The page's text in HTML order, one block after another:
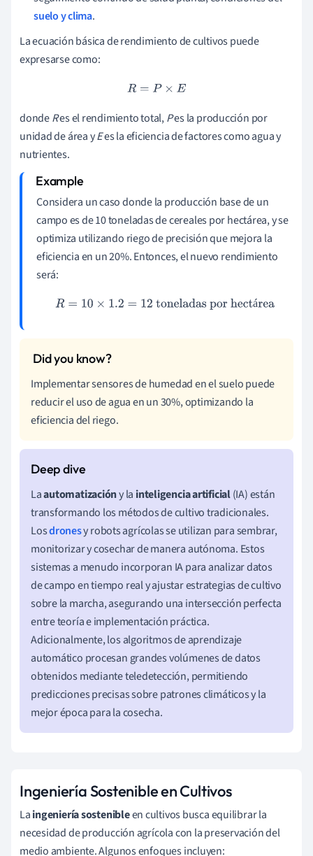
suelo y clima.
La ecuación básica de rendimiento de cultivos puede
expresarse como:
R=P× E
dondeRes el rendimiento total,Pes la producción por
unidad de área yEes la eficiencia de factores como agua y
nutrientes.
Considera un caso donde la producción base de un
campo es de 10 toneladas de cereales por hectárea, y se
optimiza utilizando riego de precisión que mejora la
eficiencia en un 20%. Entonces, el nuevo rendimiento
será:
á
R= 10 ×1.2=12 toneladas por hectárea
Implementar sensores de humedad en el suelo puede
reducir el uso de agua en un 30%, optimizando la
eficiencia del riego.
Laautomatizacióny la inteligencia artificial(IA) están
transformando los métodos de cultivo tradicionales.
Losdronesy robots agrícolas se utilizan para sembrar,
monitorizar y cosechar de manera autónoma. Estos
sistemas a menudo incorporan IA para analizar datos
de campo en tiempo real y ajustar estrategias de cultivo
sobre la marcha, asegurando una intersección perfecta
entre teoría e implementación práctica.
Adicionalmente, los algoritmos de aprendizaje
automático procesan grandes volúmenes de datos
obtenidos mediante teledetección, permitiendo
predicciones precisas sobre patrones climáticos y la
mejor época para la cosecha.
Ingeniería Sostenible en Cultivos
Laingeniería sostenibleen cultivos busca equilibrar la
necesidad de producción agrícola con la preservación del
medio ambiente. Algunos enfoques incluyen: